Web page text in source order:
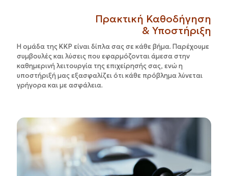
Πρακτική Καθοδήγηση
& Υποστήριξη
Η ομάδα της KKP είναι δίπλα σας σε κάθε βήμα. Παρέχουμε
συμβουλές και λύσεις που εφαρμόζονται άμεσα στην
καθημερινή λειτουργία της επιχείρησής σας, ενώ η
υποστήριξή μας εξασφαλίζει ότι κάθε πρόβλημα λύνεται
γρήγορα και με ασφάλεια.